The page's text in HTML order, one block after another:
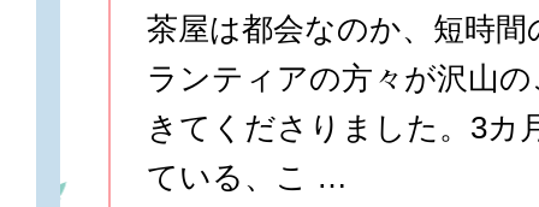
茶屋は都会なのか、短時
ランティアの方々が沢山
きてくださりました。3カ
ている、こ …